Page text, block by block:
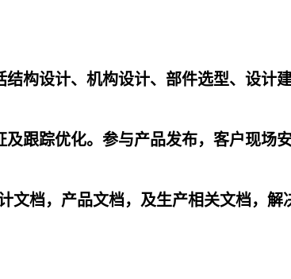
构设计、机构设计、部件选型、设计
跟踪优化。参与产品发布，客户现场
文档，产品文档，及生产相关文档，解